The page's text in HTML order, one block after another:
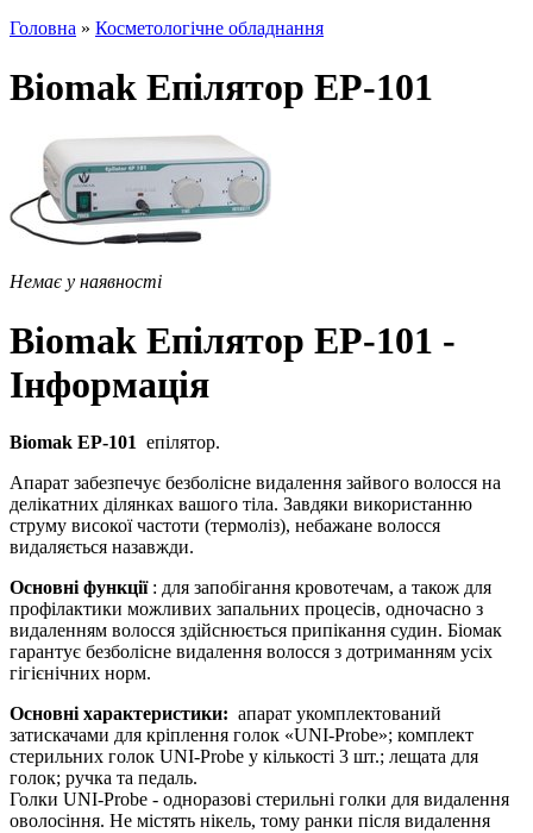
Головна » Косметологічне обладнання
Biomak Епілятор EP-101
Немає у наявності
Biomak Епілятор EP-101 -
Інформація
Biomak ЕР-101 епілятор.
Апарат забезпечує безболісне видалення зайвого волосся на
делікатних ділянках вашого тіла. Завдяки використанню
струму високої частоти (термоліз), небажане волосся
видаляється назавжди.
Основні функції: для запобігання кровотечам, а також для
профілактики можливих запальних процесів, одночасно з
видаленням волосся здійснюється припікання судин. Біомак
гарантує безболісне видалення волосся з дотриманням усіх
гігієнічних норм.
Основні характеристики: апарат укомплектований
затискачами для кріплення голок «UNI-Probe»; комплект
стерильних голок UNI-Probe у кількості 3 шт.; лещата для
голок; ручка та педаль.
Голки UNI-Probe - одноразові стерильні голки для видалення
оволосіння. Не містять нікель, тому ранки після видалення